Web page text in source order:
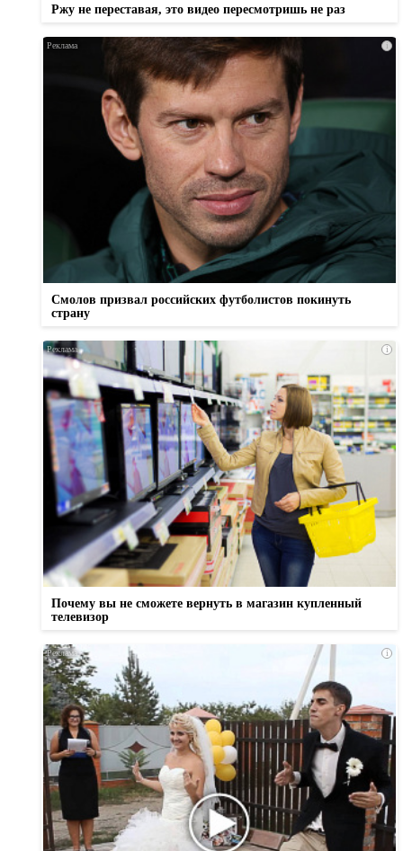
Ржу не переставая, это видео пересмотришь не раз
i
Смолов призвал российских футболистов покинуть
страну
i
Почему вы не сможете вернуть в магазин купленный
телевизор
i